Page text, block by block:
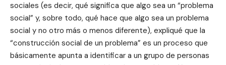
sociales (es decir, qué significa que algo sea un “problema
social” y, sobre todo, qué hace que algo sea un problema
social y no otro más o menos diferente), expliqué que la
“construcción social de un problema” es un proceso que
básicamente apunta a identificar a un grupo de personas